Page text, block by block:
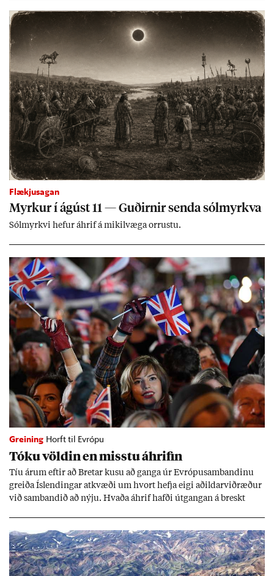
kerfi, en sveigj­an­leiki til lausna er um­tals­verð­ur.
Flækjusagan
Myrk­ur í ág­úst 11 — Guð­irn­ir senda sól­myrkva
Sól­myrkvi hef­ur áhrif á mik­il­væga orr­ustu.
Greining Horft til Evrópu
Tóku völd­in en misstu áhrif­in
Tíu ár­um eft­ir að Bret­ar kusu að ganga úr Evr­ópu­sam­band­inu
greiða Ís­lend­ing­ar at­kvæði um hvort hefja eigi að­ild­ar­við­ræð­ur
við sam­band­ið að nýju. Hvaða áhrif hafði út­gang­an á breskt